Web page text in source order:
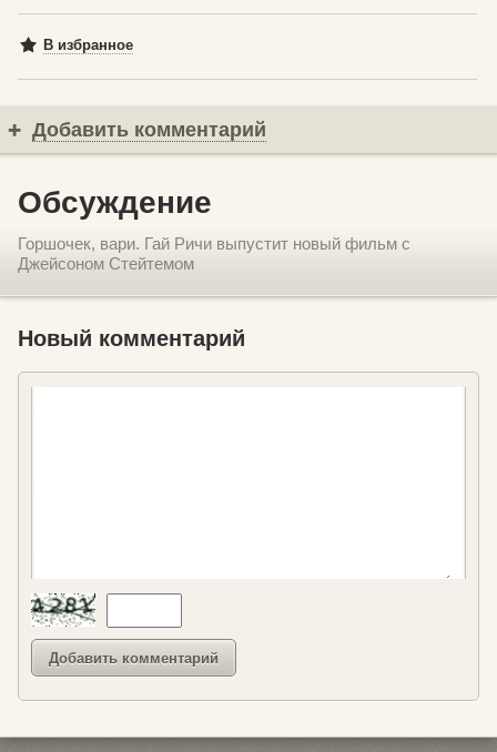
В избранное
Добавить комментарий
Обсуждение
Горшочек, вари. Гай Ричи выпустит новый фильм с
Джейсоном Стейтемом
Новый комментарий